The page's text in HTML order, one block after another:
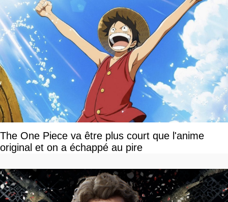
The One Piece va être plus court que l'anime
original et on a échappé au pire